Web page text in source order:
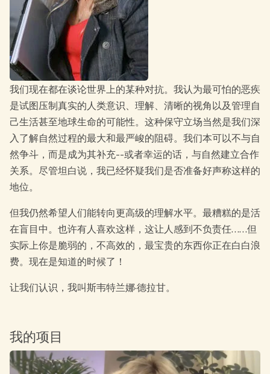
我们现在都在谈论世界上的某种对抗。我认为最可怕的恶疾
是试图压制真实的人类意识、理解、清晰的视角以及管理自
己生活甚至地球生命的可能性。这种保守立场当然是我们深
入了解自然过程的最大和最严峻的阻碍。我们本可以不与自
然争斗，而是成为其补充--或者幸运的话，与自然建立合作
关系。尽管坦白说，我已经怀疑我们是否准备好声称这样的
地位。
但我仍然希望人们能转向更高级的理解水平。最糟糕的是活
在盲目中。也许有人喜欢这样，这让人感到不负责任……但
实际上你是脆弱的，不高效的，最宝贵的东西你正在白白浪
费。现在是知道的时候了！
让我们认识，我叫斯韦特兰娜·德拉甘。
我的项目